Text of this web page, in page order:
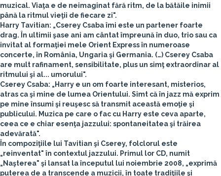
muzical. Viaţa e de neimaginat fără ritm, de la bătăile inimii
până la ritmul vieţii de fiecare zi".
Harry Tavitian: „Cserey Csaba îmi este un partener foarte
drag. În ultimii şase ani am cântat împreună în duo, trio sau ca
invitat al formaţiei mele Orient Express în numeroase
concerte, în România, Ungaria şi Germania. (…) Cserey Csaba
are mult rafinament, sensibilitate, plus un simţ extraordinar al
ritmului şi al... umorului".
Cserey Csaba: „Harry e un om foarte interesant, misterios,
atras ca şi mine de lumea Orientului. Simt că în jazz mă exprim
pe mine însumi şi reuşesc să transmit această emoţie şi
publicului. Muzica pe care o fac cu Harry este ceva aparte,
ceea ce e chiar esenţa jazzului: spontaneitatea şi trăirea
adevărată".
În compoziţiile lui Tavitian şi Cserey, folclorul este
„reinventat" în contextul jazzului. Primul lor CD, numit
„Naşterea" şi lansat la începutul lui noiembrie 2008, „exprimă
puterea de a transcende a muzicii, în toate tradiţiile şi